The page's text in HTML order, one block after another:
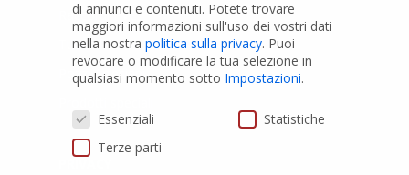
Raccordi PVC
Tubi e Raccordi in PVC-A
Pozzi Artesiani
di annunci e contenuti. Potete trovare
maggiori informazioni sull'uso dei vostri dati
nella nostra politica sulla privacy. Puoi
revocare o modificare la tua selezione in
qualsiasi momento sotto Impostazioni.
Preferenze Privacy
Essenziali
Statistiche
Terze parti